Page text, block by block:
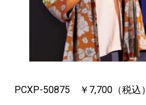
PCXP-50875 ￥7,700（税込）